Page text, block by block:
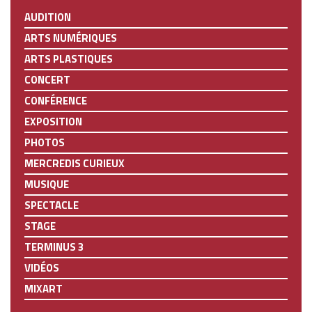
AUDITION
ARTS NUMÉRIQUES
ARTS PLASTIQUES
CONCERT
CONFÉRENCE
EXPOSITION
PHOTOS
MERCREDIS CURIEUX
MUSIQUE
SPECTACLE
STAGE
TERMINUS 3
VIDÉOS
MIXART